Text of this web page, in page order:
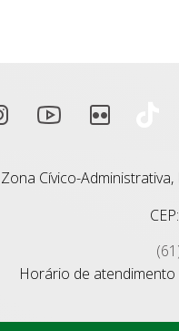
Cívico-Administrativa,
Horário de atendimento